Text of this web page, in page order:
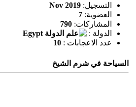
التسجيل: Nov 2019
العضوية: 7
المشاركات: 790
الدولة :
عدد الاعجابات : 10
السياحة في شرم الشيخ